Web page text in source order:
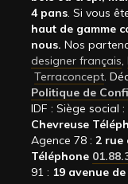
4 pans. Si vous
haut de gamme
nous. Nos
designer français,
Terraconcept.
Politique de
IDF : Siège social :
Chevreuse
Agence 78 : 2 rue
Téléphone
91 : 19 avenue